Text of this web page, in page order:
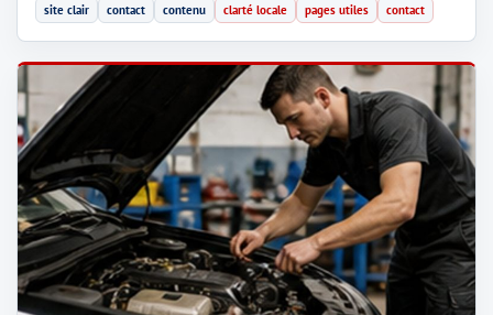
site clair contact contenu clarté locale pages utiles contact